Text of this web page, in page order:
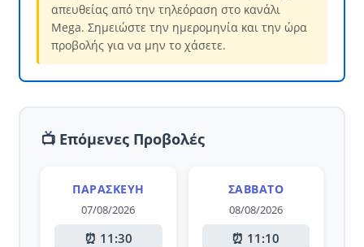
απευθείας από την τηλεόραση στο κανάλι
Mega. Σημειώστε την ημερομηνία και την ώρα
προβολής για να μην το χάσετε.
📺 Επόμενες Προβολές
ΠΑΡΑΣΚΕΥΉ
07/08/2026
⏰ 11:30
ΣΆΒΒΑΤΟ
08/08/2026
⏰ 11:10